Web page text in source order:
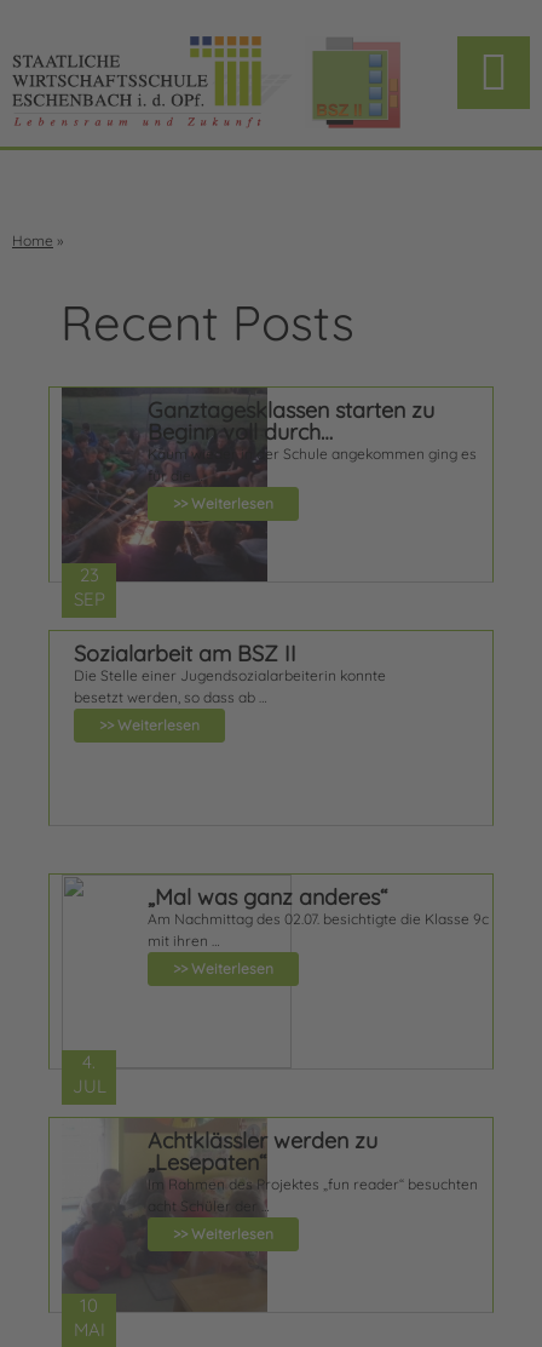
Home »
Recent Posts
23
SEP
Ganztagesklassen starten zu
Beginn voll durch…
Kaum wieder in der Schule angekommen ging es
für die …
>> Weiterlesen
Sozialarbeit am BSZ II
Die Stelle einer Jugendsozialarbeiterin konnte
besetzt werden, so dass ab …
>> Weiterlesen
4.
JUL
„Mal was ganz anderes“
Am Nachmittag des 02.07. besichtigte die Klasse 9c
mit ihren …
>> Weiterlesen
10
MAI
Achtklässler werden zu
„Lesepaten“
Im Rahmen des Projektes „fun reader“ besuchten
acht Schüler der …
>> Weiterlesen